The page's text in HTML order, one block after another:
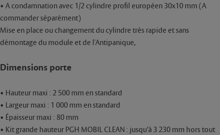
• A condamnation avec 1/2 cylindre profil européen 30x10 mm (A
commander séparément)
Mise en place ou changement du cylindre très rapide et sans
démontage du module et de l'Antipanique,
Dimensions porte
• Hauteur maxi : 2 500 mm en standard
• Largeur maxi : 1 000 mm en standard
• Épaisseur maxi : 80 mm
• Kit grande hauteur PGH MOBIL CLEAN : jusqu’à 3 230 mm hors tout